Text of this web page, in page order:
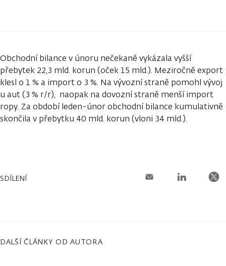
Obchodní bilance v únoru nečekaně vykázala vyšší
přebytek 22,3 mld. korun (oček 15 mld.). Meziročně export
klesl o 1 % a import o 3 %. Na vývozní straně pomohl vývoj
u aut (3 % r/r), naopak na dovozní straně menší import
ropy. Za období leden-únor obchodní bilance kumulativně
skončila v přebytku 40 mld. korun (vloni 34 mld.).
SDÍLENÍ
DALŠÍ ČLÁNKY OD AUTORA